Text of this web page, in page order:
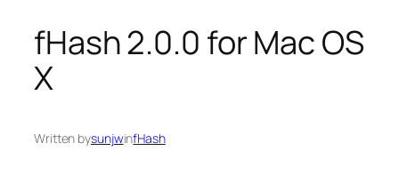
fHash 2.0.0 for Mac OS
X
Written bysunjwinfHash